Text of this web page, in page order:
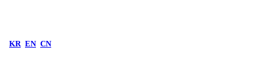
KR EN CN